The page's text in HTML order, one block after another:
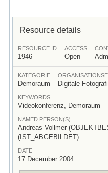
Resource details
RESOURCE ID
1946
ACCESS
Open
KATEGORIE
Demoraum Digitale
KEYWORDS
Videokonferenz, Demoraum
NAMED PERSON(S)
Andreas Vollmer
(IST_ABGEBILDET)
DATE
17 December 2004